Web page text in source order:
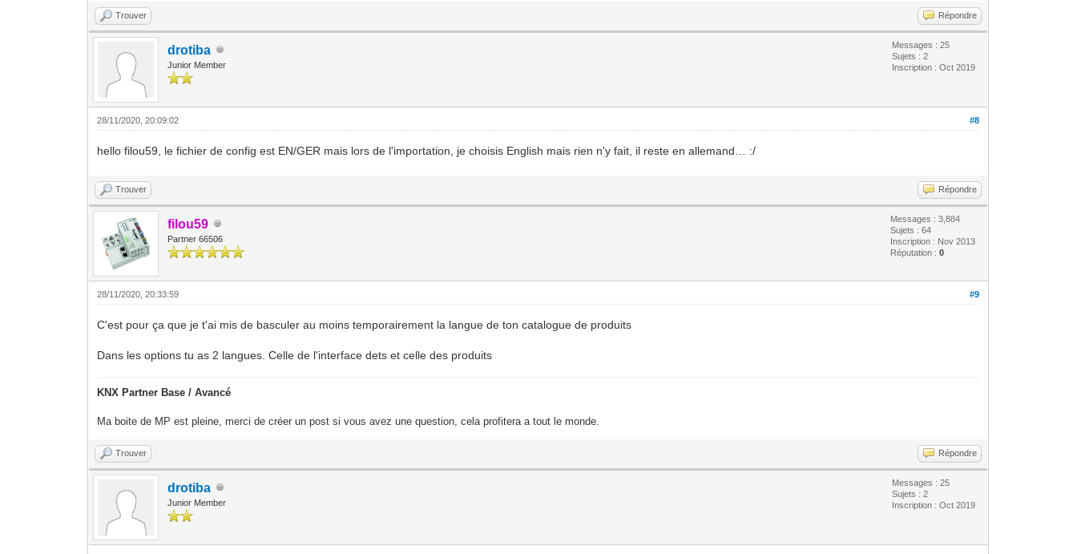
Trouver Répondre
drotiba
Junior Member
Messages : 25
Sujets : 2
Inscription : Oct 2019
#8
28/11/2020, 20:09:02
hello filou59, le fichier de config est EN/GER mais lors de l'importation, je choisis English mais rien n'y fait, il reste en allemand… :/
Trouver Répondre
filou59
Partner 66506
Messages : 3,884
Sujets : 64
Inscription : Nov 2013
Réputation :0
#9
28/11/2020, 20:33:59
C'est pour ça que je t'ai mis de basculer au moins temporairement la langue de ton catalogue de produits
Dans les options tu as 2 langues. Celle de l'interface dets et celle des produits
KNX Partner Base / Avancé
Ma boite de MP est pleine, merci de créer un post si vous avez une question, cela profitera a tout le monde.
Trouver Répondre
drotiba
Junior Member
Messages : 25
Sujets : 2
Inscription : Oct 2019